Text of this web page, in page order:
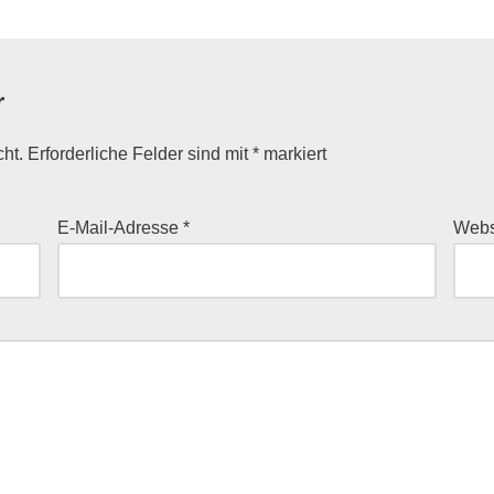
Erforderliche Felder sind mit* markiert
E-Mail-Adresse*